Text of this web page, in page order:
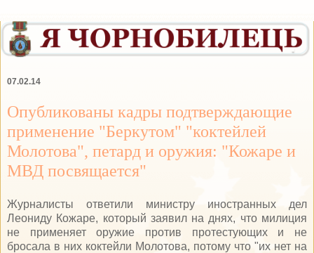
07.02.14
Опубликованы кадры подтверждающие
применение "Беркутом" "коктейлей
Молотова", петард и оружия: "Кожаре и
МВД посвящается"
Журналисты ответили министру иностранных дел
Леониду Кожаре, который заявил на днях, что милиция
не применяет оружие против протестующих и не
бросала в них коктейли Молотова, потому что "их нет на